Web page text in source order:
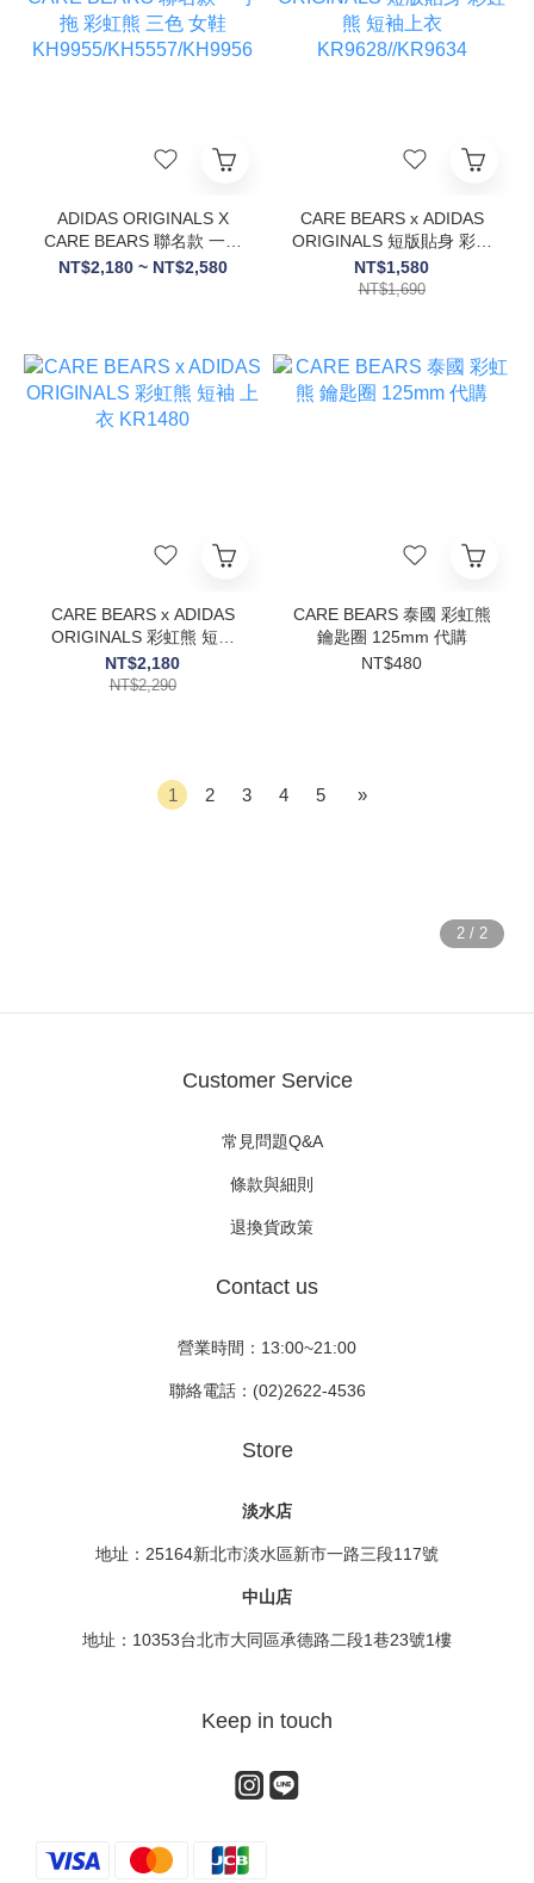
ADIDAS ORIGINALS X
CARE BEARS 聯名款 一字
拖 彩虹熊 三色 女鞋
NT$2,180 ~ NT$2,580
CARE BEARS x ADIDAS
ORIGINALS 短版貼身 彩虹
熊 短袖上衣
KR9628//KR9634
NT$1,580
NT$1,690
CARE BEARS x ADIDAS
ORIGINALS 彩虹熊 短袖
上衣 KR1480
NT$2,180
NT$2,290
CARE BEARS 泰國 彩虹熊
鑰匙圈 125mm 代購
NT$480
1 2 3 4 5 »
Customer Service
常見問題Q&A
條款與細則
退換貨政策
Contact us
營業時間：13:00~21:00
聯絡電話：(02)2622-4536
Store
淡水店
地址：25164新北市淡水區新市一路三段117號
中山店
地址：10353台北市大同區承德路二段1巷23號1樓
Keep in touch